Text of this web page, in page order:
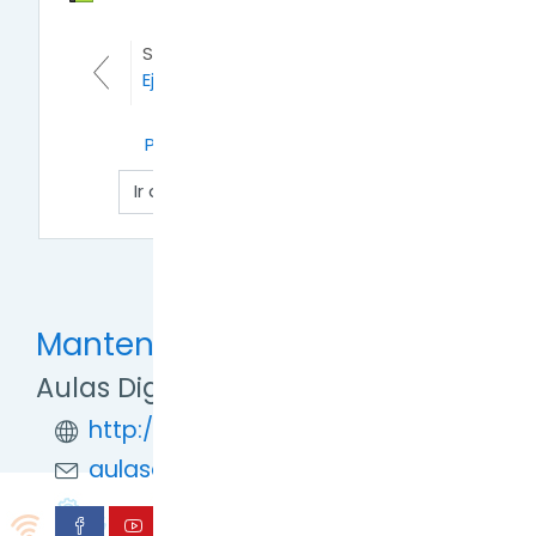
SECCIÓN ANTERIOR
Eje Cuestión Malvinas
Palabras finales y encuesta.
Mantente en contacto
Aulas Digitales TDF
http://formaciondigital.tdf.gob.ar/
aulasdigitales.tdf@gmail.com